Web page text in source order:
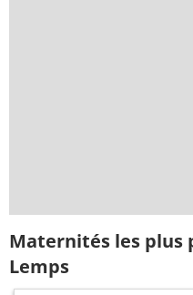
Maternités les plus
Lemps